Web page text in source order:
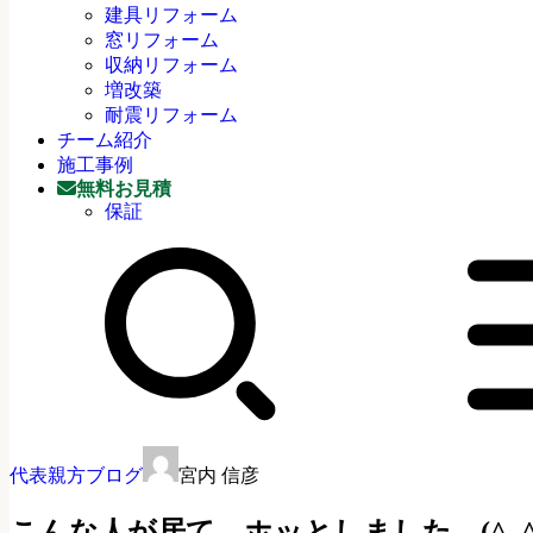
建具リフォーム
窓リフォーム
収納リフォーム
増改築
耐震リフォーム
チーム紹介
施工事例
無料お見積
保証
代表親方ブログ 宮内 信彦